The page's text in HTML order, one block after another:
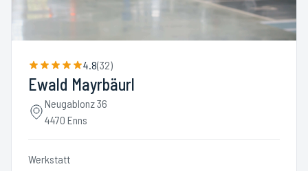
4.8(32)
Ewald Mayrbäurl
Neugablonz 36
4470 Enns
Werkstatt